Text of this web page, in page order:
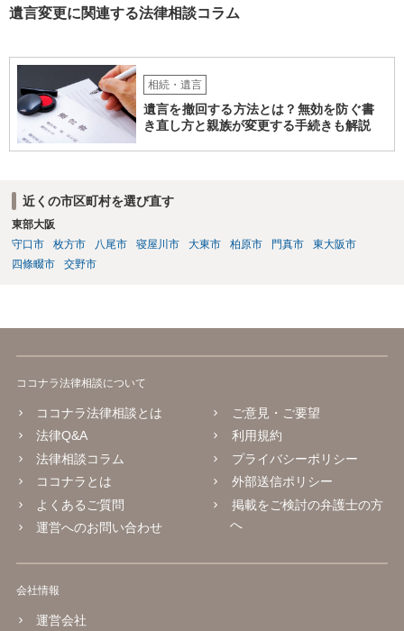
遺言変更に関連する法律相談コラム
相続・遺言
遺言を撤回する方法とは？無効を防ぐ書
き直し方と親族が変更する手続きも解説
近くの市区町村を選び直す
東部大阪
守口市
枚方市 八尾市 寝屋川市 大東市 柏原市 門真市
東大阪市
四條畷市
交野市
ココナラ法律相談について
ココナラ法律相談とは
法律Q&A
法律相談コラム
ココナラとは
よくあるご質問
運営へのお問い合わせ
ご意見・ご要望
利用規約
プライバシーポリシー
外部送信ポリシー
掲載をご検討の弁護士の方
へ
会社情報
運営会社